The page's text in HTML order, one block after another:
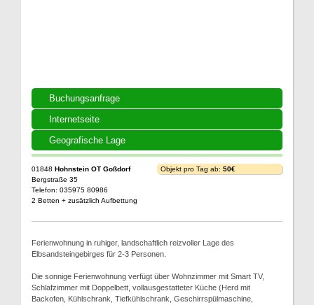
Buchungsanfrage
Internetseite
Geografische Lage
01848 Hohnstein OT Goßdorf
Bergstraße 35
Telefon: 035975 80986
2 Betten + zusätzlich Aufbettung
Objekt pro Tag ab: 50€
Ferienwohnung in ruhiger, landschaftlich reizvoller Lage des
Elbsandsteingebirges für 2-3 Personen.
Die sonnige Ferienwohnung verfügt über Wohnzimmer mit Smart TV,
Schlafzimmer mit Doppelbett, vollausgestatteter Küche (Herd mit
Backofen, Kühlschrank, Tiefkühlschrank, Geschirrspülmaschine,